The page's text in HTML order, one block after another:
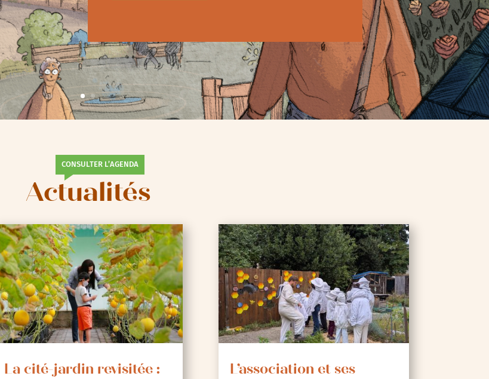
CONSULTER L’AGENDA
Actualités
La cité-jardin revisitée :
L’association et ses